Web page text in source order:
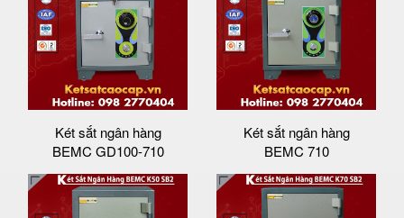
Két sắt ngân hàng
BEMC GD100-710
Két sắt ngân hàng
BEMC 710